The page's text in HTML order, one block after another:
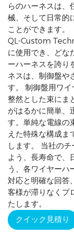
らのハーネスは、
械、そして日常的
ことができます。
QL-Custom
に使用でき、どな
ーハーネスを誇り
ネスは、制御盤や
す。 制御盤用ワ
整然とした束にま
がはるかに簡単、
す。単純な電線の
えた特殊な構成ま
します。 当社の
よう、長寿命で、
う、各ワイヤーハ
対応と明確な回答
客様が滞りなくプ
たします。
クイック見積り